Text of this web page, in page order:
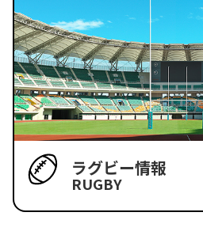
ラグビー情報
RUGBY